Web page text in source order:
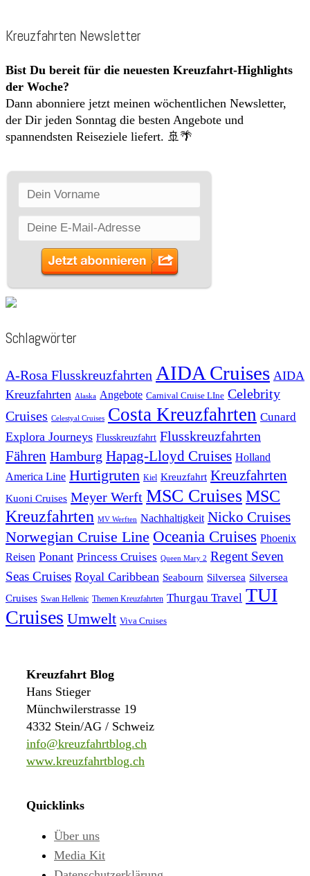
Kreuzfahrten Newsletter
Bist Du bereit für die neuesten Kreuzfahrt-Highlights
der Woche?
Dann abonniere jetzt meinen wöchentlichen Newsletter,
der Dir jeden Sonntag die besten Angebote und
spannendsten Reiseziele liefert. 🚢🌴
Schlagwörter
A-Rosa Flusskreuzfahrten AIDA Cruises AIDA
Kreuzfahrten Alaska Angebote Carnival Cruise LIne Celebrity
Cruises Celestyal Cruises Costa Kreuzfahrten Cunard
Explora Journeys Flusskreuzfahrt Flusskreuzfahrten
Fähren Hamburg Hapag-Lloyd Cruises Holland
America Line Hurtigruten Kiel Kreuzfahrt Kreuzfahrten
Kuoni Cruises Meyer Werft MSC CruisesMSC
Kreuzfahrten MV Werften Nachhaltigkeit Nicko Cruises
Norwegian Cruise Line Oceania Cruises Phoenix
Reisen Ponant Princess Cruises Queen Mary 2 Regent Seven
Seas Cruises Royal Caribbean Seabourn Silversea Silversea
Cruises Swan Hellenic Themen Kreuzfahrten Thurgau Travel TUI
Cruises Umwelt Viva Cruises
Kreuzfahrt Blog
Hans Stieger
Münchwilerstrasse 19
4332 Stein/AG / Schweiz
info@kreuzfahrtblog.ch
www.kreuzfahrtblog.ch
Quicklinks
Über uns
Media Kit